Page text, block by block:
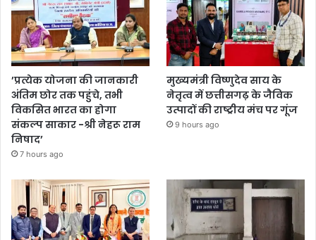
’प्रत्येक योजना की जानकारी
अंतिम छोर तक पहुंचे, तभी
विकसित भारत का होगा
संकल्प साकार -श्री नेहरू राम
निषाद’
7 hours ago
मुख्यमंत्री विष्णुदेव साय के
नेतृत्व में छत्तीसगढ़ के जैविक
उत्पादों की राष्ट्रीय मंच पर गूंज
9 hours ago